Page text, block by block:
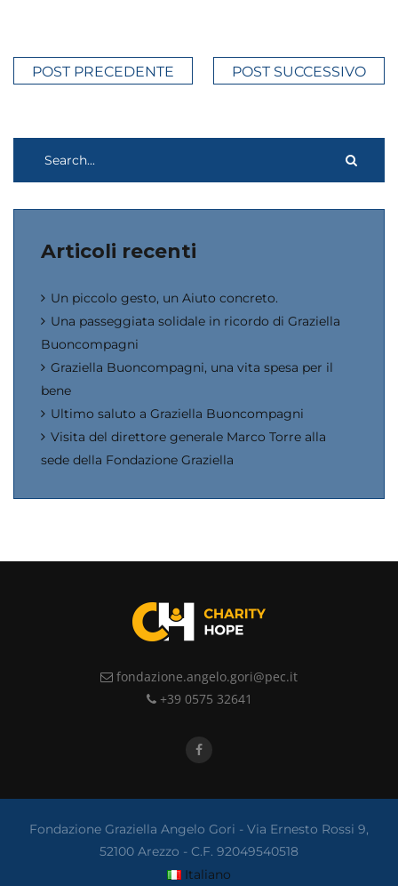
POST PRECEDENTE POST SUCCESSIVO
Articoli recenti
Un piccolo gesto, un Aiuto concreto.
Una passeggiata solidale in ricordo di Graziella
Buoncompagni
Graziella Buoncompagni, una vita spesa per il
bene
Ultimo saluto a Graziella Buoncompagni
Visita del direttore generale Marco Torre alla
sede della Fondazione Graziella
fondazione.angelo.gori@pec.it
+39 0575 32641
Fondazione Graziella Angelo Gori - Via Ernesto Rossi 9,
52100 Arezzo - C.F. 92049540518
Italiano